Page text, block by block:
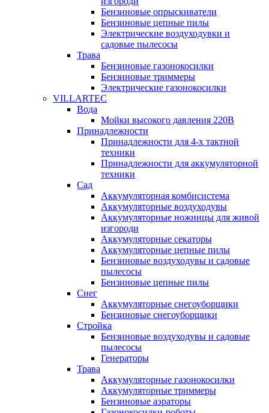
Бензиновые опрыскиватели
Бензиновые цепные пилы
Электрические воздуходувки и
садовые пылесосы
Трава
Бензиновые газонокосилки
Бензиновые триммеры
Электрические газонокосилки
VILLARTEC
Вода
Мойки высокого давления 220В
Принадлежности
Принадлежности для 4-х тактной
техники
Принадлежности для аккумуляторной
техники
Сад
Аккумуляторная комбисистема
Аккумуляторные воздуходувы
Аккумуляторные ножницы для живой
изгороди
Аккумуляторные секаторы
Аккумуляторные цепные пилы
Бензиновые воздуходувы и садовые
пылесосы
Бензиновые цепные пилы
Снег
Аккумуляторные снегоуборщики
Бензиновые снегоуборщики
Стройка
Бензиновые воздуходувы и садовые
пылесосы
Генераторы
Трава
Аккумуляторные газонокосилки
Аккумуляторные триммеры
Бензиновые аэраторы